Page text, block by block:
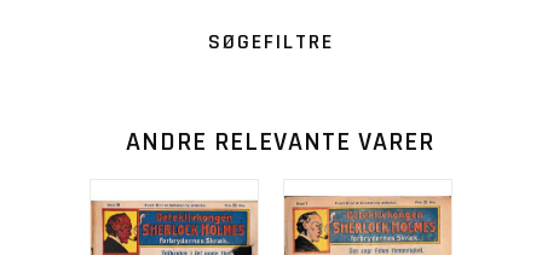
SØGEFILTRE
ANDRE RELEVANTE VARER